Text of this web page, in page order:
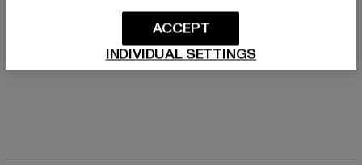
PFLEGEHINWEISE
LIEFERUNG & RÜCKGABE
INDIVIDUAL SETTINGS
ACCEPT